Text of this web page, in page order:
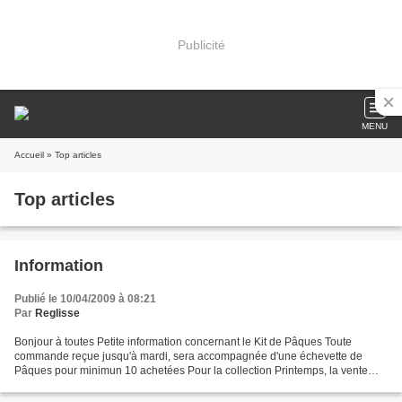
Publicité
MENU
Accueil » Top articles
Top articles
Information
Publié le 10/04/2009 à 08:21
Par Reglisse
Bonjour à toutes Petite information concernant le Kit de Pâques Toute
commande reçue jusqu'à mardi, sera accompagnée d'une échevette de
Pâques pour minimun 10 achetées Pour la collection Printemps, la vente